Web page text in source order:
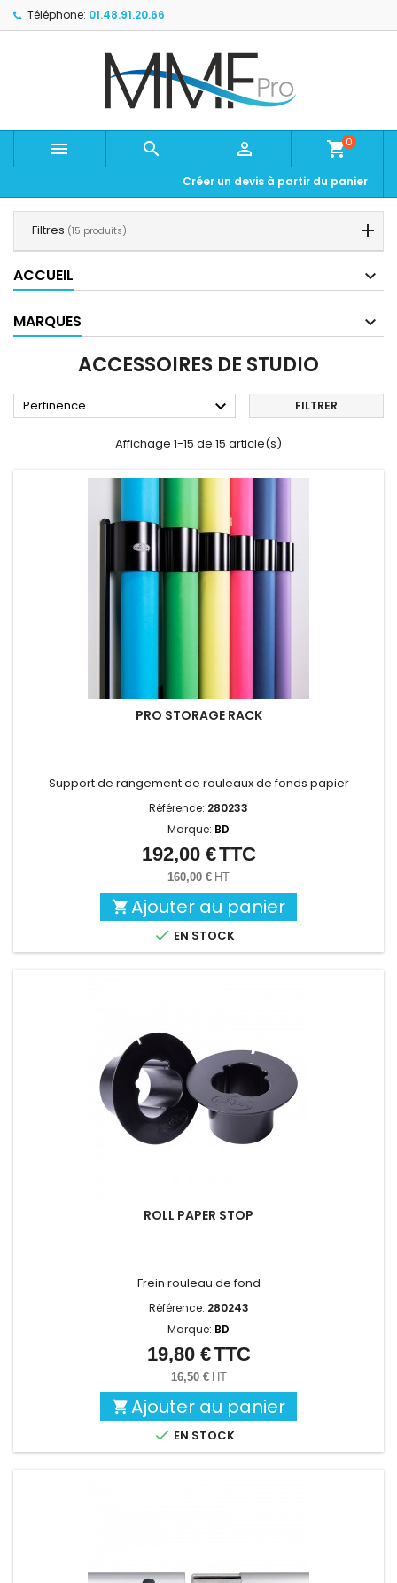
Téléphone: 01.48.91.20.66
   shopping_cart0
Créer un devis à partir du panier
Filtres (15 produits)
ACCUEIL
MARQUES
ACCESSOIRES DE STUDIO
Pertinence  FILTRER
Affichage 1-15 de 15 article(s)
PRO STORAGE RACK
Support de rangement de rouleaux de fonds papier
Référence: 280233
Marque: BD
Prix
192,00 €TTC
160,00 € HT
 Ajouter au panier
 EN STOCK
ROLL PAPER STOP
Frein rouleau de fond
Référence: 280243
Marque: BD
Prix
19,80 €TTC
16,50 € HT
 Ajouter au panier
 EN STOCK